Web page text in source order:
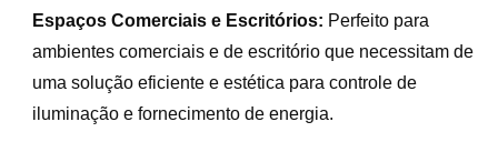
Espaços Comerciais e Escritórios: Perfeito para
ambientes comerciais e de escritório que necessitam de
uma solução eficiente e estética para controle de
iluminação e fornecimento de energia.